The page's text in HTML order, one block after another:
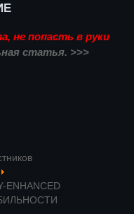
не попасть в руки
статья. >>>
ENHANCED